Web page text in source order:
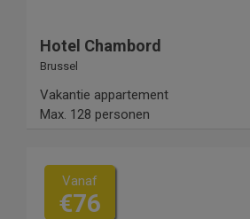
Hotel Chambord
Brussel
Vakantie appartement
Max. 128 personen
Vanaf
€76